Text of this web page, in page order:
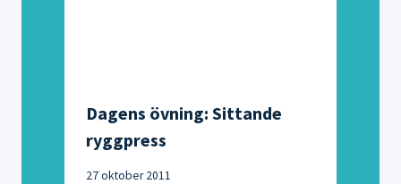
Dagens övning: Sittande
ryggpress
27 oktober 2011